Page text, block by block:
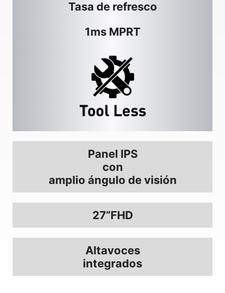
Tasa de refresco
1ms MPRT
Panel IPS
con
amplio ángulo de visión
27”FHD
Altavoces
integrados